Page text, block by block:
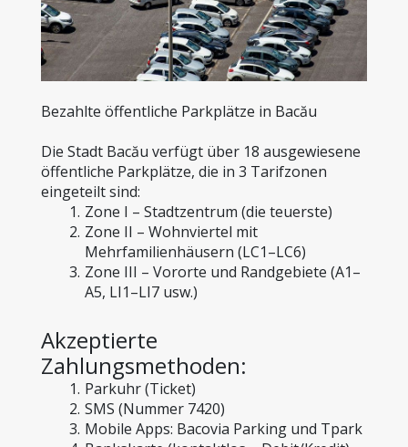
Bezahlte öffentliche Parkplätze in Bacău
Die Stadt Bacău verfügt über 18 ausgewiesene
öffentliche Parkplätze, die in 3 Tarifzonen
eingeteilt sind:
Zone I – Stadtzentrum (die teuerste)
Zone II – Wohnviertel mit
Mehrfamilienhäusern (LC1–LC6)
Zone III – Vororte und Randgebiete (A1–
A5, LI1–LI7 usw.)
Akzeptierte
Zahlungsmethoden:
Parkuhr (Ticket)
SMS (Nummer 7420)
Mobile Apps: Bacovia Parking und Tpark